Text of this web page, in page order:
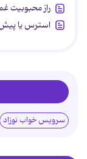
راز محبوبیت
استرس یا
سرویس خواب نوزاد